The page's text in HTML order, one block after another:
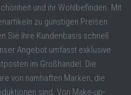
und ihr Wohlbefinden. Mit
zu günstigen Preisen
Sie Ihre Kundenbasis schnell
Angebot umfasst exklusive
im Großhandel. Die
von namhaften Marken, die
sind. Von Make-up-